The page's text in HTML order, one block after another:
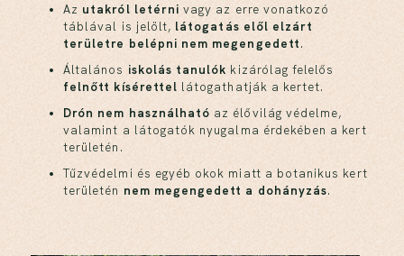
Az utakról letérni vagy az erre vonatkozó
táblával is jelölt, látogatás elől elzárt
területre belépni nem megengedett.
Általános iskolás tanulók kizárólag felelős
felnőtt kísérettel látogathatják a kertet.
Drón nem használhatóaz élővilág védelme,
valamint a látogatók nyugalma érdekében a kert
területén.
Tűzvédelmi és egyéb okok miatt a botanikus kert
területén nem megengedett a dohányzás.